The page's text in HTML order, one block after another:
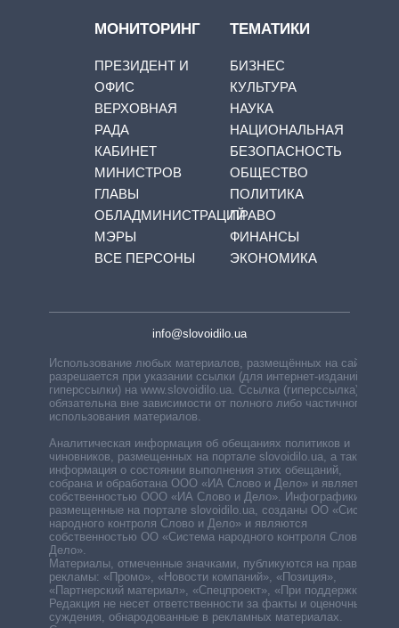
МОНИТОРИНГ
ПРЕЗИДЕНТ И
ОФИС
ВЕРХОВНАЯ
РАДА
КАБИНЕТ
МИНИСТРОВ
ГЛАВЫ
ОБЛАДМИНИСТРАЦИЙ
МЭРЫ
ВСЕ ПЕРСОНЫ
ТЕМАТИКИ
БИЗНЕС
КУЛЬТУРА
НАУКА
НАЦИОНАЛЬНАЯ
БЕЗОПАСНОСТЬ
ОБЩЕСТВО
ПОЛИТИКА
ПРАВО
ФИНАНСЫ
ЭКОНОМИКА
info@slovoidilo.ua
Использование любых материалов, размещённых на сайте,
разрешается при указании ссылки (для интернет-изданий —
гиперссылки) на www.slovoidilo.ua. Ссылка (гиперссылка)
обязательна вне зависимости от полного либо частичного
использования материалов.
Аналитическая информация об обещаниях политиков и
чиновников, размещенных на портале slovoidilo.ua, а также
информация о состоянии выполнения этих обещаний,
собрана и обработана ООО «ИА Слово и Дело» и является
собственностью ООО «ИА Слово и Дело». Инфографики,
размещенные на портале slovoidilo.ua, созданы ОО «Система
народного контроля Слово и Дело» и являются
собственностью ОО «Система народного контроля Слово и
Дело».
Материалы, отмеченные значками, публикуются на правах
рекламы: «Промо», «Новости компаний», «Позиция»,
«Партнерский материал», «Спецпроект», «При поддержке».
Редакция не несет ответственности за факты и оценочные
суждения, обнародованные в рекламных материалах.